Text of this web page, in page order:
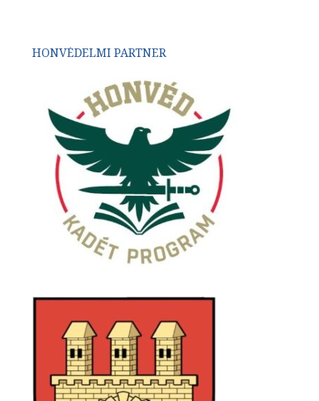
HONVÉDELMI PARTNER